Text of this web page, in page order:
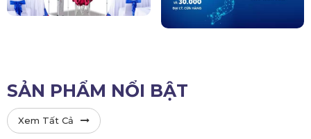
SẢN PHẨM NỔI BẬT
Xem Tất Cả